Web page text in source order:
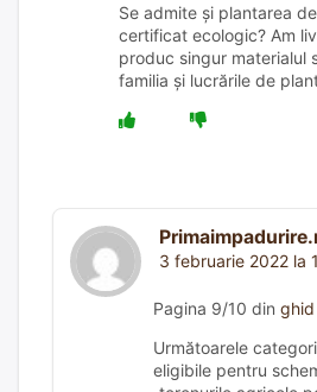
Se admite și plantarea
certificat ecologic? Am
produc singur materialul
familia și lucrările de
3 februarie 2022 la
Pagina 9/10 din ghid
Următoarele
eligibile pentru